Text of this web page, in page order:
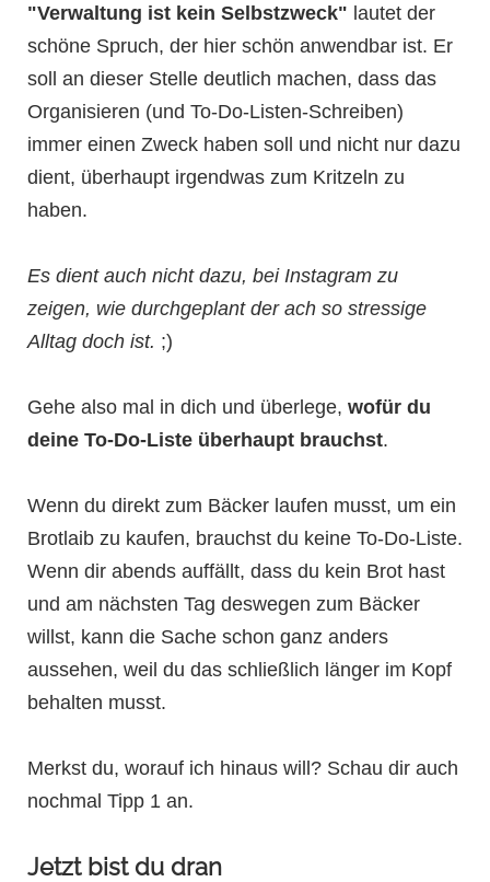
"Verwaltung ist kein Selbstzweck" lautet der
schöne Spruch, der hier schön anwendbar ist. Er
soll an dieser Stelle deutlich machen, dass das
Organisieren (und To-Do-Listen-Schreiben)
immer einen Zweck haben soll und nicht nur dazu
dient, überhaupt irgendwas zum Kritzeln zu
haben.
Es dient auch nicht dazu, bei Instagram zu
zeigen, wie durchgeplant der ach so stressige
Alltag doch ist. ;)
Gehe also mal in dich und überlege, wofür du
deine To-Do-Liste überhaupt brauchst.
Wenn du direkt zum Bäcker laufen musst, um ein
Brotlaib zu kaufen, brauchst du keine To-Do-Liste.
Wenn dir abends auffällt, dass du kein Brot hast
und am nächsten Tag deswegen zum Bäcker
willst, kann die Sache schon ganz anders
aussehen, weil du das schließlich länger im Kopf
behalten musst.
Merkst du, worauf ich hinaus will? Schau dir auch
nochmal Tipp 1 an.
Jetzt bist du dran